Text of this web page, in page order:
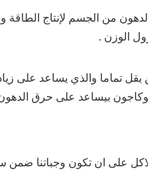
من الجسم لإنتاج الطاقة
الوزن .
تماما والذي يساعد على
بيساعد على حرق
على ان تكون وجباتنا ضمن